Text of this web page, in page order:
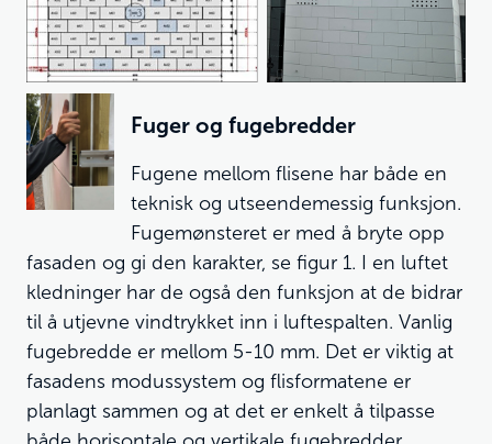
Fuger og fugebredder
Fugene mellom flisene har både en
teknisk og utseendemessig funksjon.
Fugemønsteret er med å bryte opp
fasaden og gi den karakter, se figur 1. I en luftet
kledninger har de også den funksjon at de bidrar
til å utjevne vindtrykket inn i luftespalten. Vanlig
fugebredde er mellom 5-10 mm. Det er viktig at
fasadens modussystem og flisformatene er
planlagt sammen og at det er enkelt å tilpasse